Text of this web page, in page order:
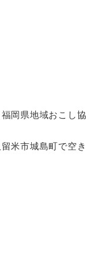
岡県地域おこし協
米市城島町で空き